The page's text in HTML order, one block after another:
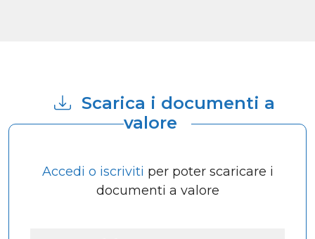
Scarica i documenti a
valore
Accedi o iscriviti per poter scaricare i
documenti a valore